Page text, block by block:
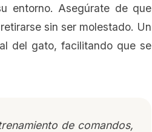
entorno. Asegúrate de que
sin ser molestado. Un
del gato, facilitando que se
de comandos,